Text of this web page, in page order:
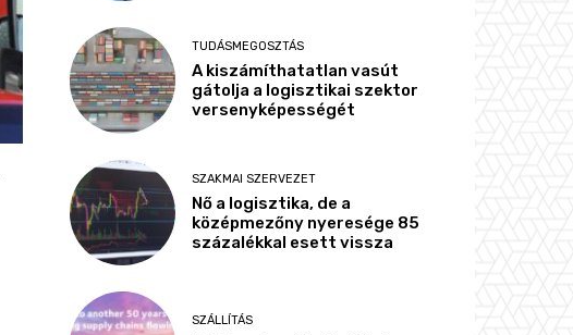
TUDÁSMEGOSZTÁS
A kiszámíthatatlan vasút
gátolja a logisztikai szektor
versenyképességét
SZAKMAI SZERVEZET
Nő a logisztika, de a
középmezőny nyeresége 85
százalékkal esett vissza
SZÁLLÍTÁS